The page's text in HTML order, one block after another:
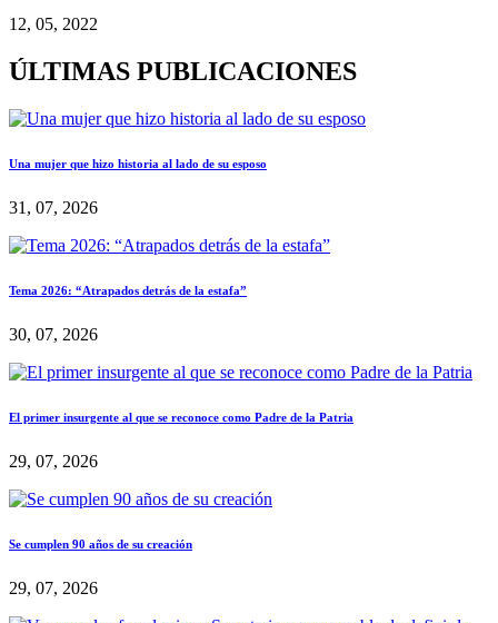
12, 05, 2022
ÚLTIMAS PUBLICACIONES
Una mujer que hizo historia al lado de su esposo
31, 07, 2026
Tema 2026: “Atrapados detrás de la estafa”
30, 07, 2026
El primer insurgente al que se reconoce como Padre de la Patria
29, 07, 2026
Se cumplen 90 años de su creación
29, 07, 2026